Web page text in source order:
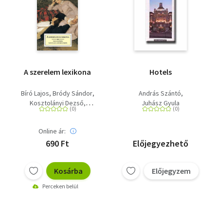
A szerelem lexikona
Bíró Lajos Bródy Sándor
Kosztolányi Dezső
Csáth Géza Nagy Endre
Juhász Gyula
Hunyady Sándor
Szomory Dezső
Online ár:
690 Ft
Kosárba
Perceken belül
Hotels
András Szántó
Juhász Gyula
Előjegyezhető
Előjegyzem